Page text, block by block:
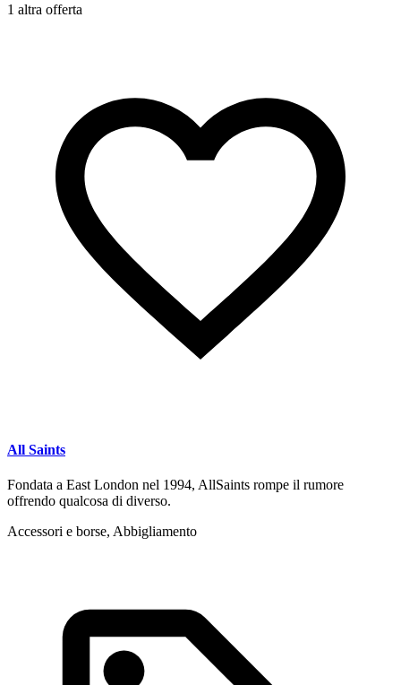
1 altra offerta
All Saints
Fondata a East London nel 1994, AllSaints rompe il rumore
offrendo qualcosa di diverso.
Accessori e borse, Abbigliamento